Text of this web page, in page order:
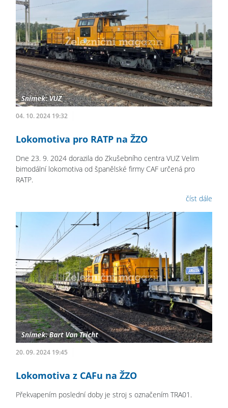
04. 10. 2024 19:32
Lokomotiva pro RATP na ŽZO
Dne 23. 9. 2024 dorazila do Zkušebního centra VUZ Velim
bimodální lokomotiva od španělské firmy CAF určená pro
RATP.
číst dále
20. 09. 2024 19:45
Lokomotiva z CAFu na ŽZO
Překvapením poslední doby je stroj s označením TRA01.